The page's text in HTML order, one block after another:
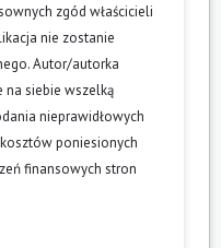
zgód właścicieli
nie zostanie
Autor/autorka
na siebie wszelką
nieprawidłowych
poniesionych
finansowych stron